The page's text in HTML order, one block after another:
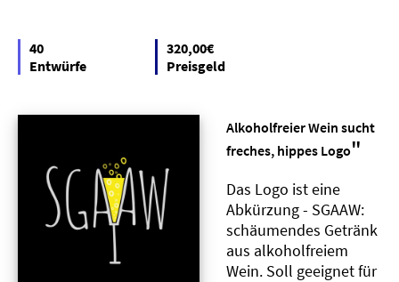
40
Entwürfe
320,00€
Preisgeld
Alkoholfreier Wein sucht
freches, hippes Logo"
Das Logo ist eine
Abkürzung - SGAAW:
schäumendes Getränk
aus alkoholfreiem
Wein. Soll geeignet für